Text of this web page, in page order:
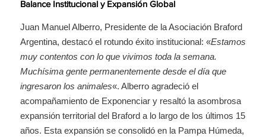
Balance Institucional y Expansión Global
Juan Manuel Alberro, Presidente de la Asociación Braford
Argentina, destacó el rotundo éxito institucional: «Estamos
muy contentos con lo que vivimos toda la semana.
Muchísima gente permanentemente desde el día que
ingresaron los animales«. Alberro agradeció el
acompañamiento de Exponenciar y resaltó la asombrosa
expansión territorial del Braford a lo largo de los últimos 15
años. Esta expansión se consolidó en la Pampa Húmeda,